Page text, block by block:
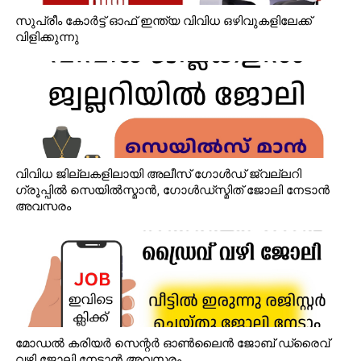
സുപ്രീം കോർട്ട് ഓഫ് ഇന്ത്യ വിവിധ ഒഴിവുകളിലേക്ക്
വിളിക്കുന്നു
വിവിധ ജില്ലകളിലായി അലീസ് ഗോൾഡ് ജ്വല്ലറി
ഗ്രൂപ്പിൽ സെയിൽസ്മാൻ, ഗോൾഡ്‌സ്മിത് ജോലി നേടാൻ
അവസരം
മോഡൽ കരിയർ സെന്റർ ഓൺലൈൻ ജോബ് ഡ്രൈവ്